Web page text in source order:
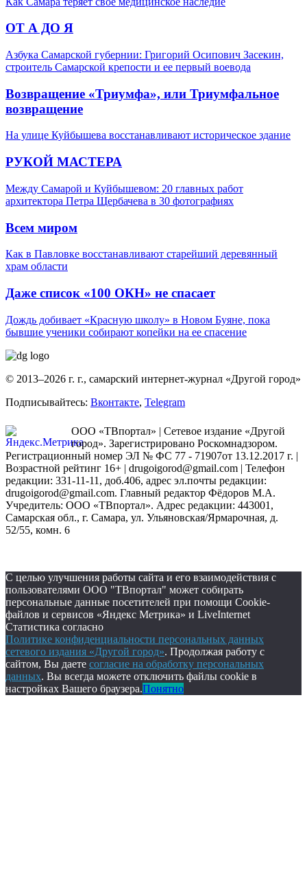
ОТ А ДО Я
Азбука Самарской губернии: Григорий Осипович Засекин,
строитель Самарской крепости и ее первый воевода
Возвращение «Триумфа», или Триумфальное
возвращение
На улице Куйбышева восстанавливают историческое здание
РУКОЙ МАСТЕРА
Между Самарой и Куйбышевом: 20 главных работ
архитектора Петра Щербачева в 30 фотографиях
Всем миром
Как в Павловке восстанавливают старейший деревянный
храм области
Даже список «100 ОКН» не спасает
Дождь добивает «Красную школу» в Новом Буяне, пока
бывшие ученики собирают копейки на ее спасение
© 2013–2026 г. г., самарский интернет-журнал «Другой город»
Подписывайтесь: Вконтакте, Telegram
ООО «ТВпортал» | Сетевое издание «Другой
город». Зарегистрировано Роскомнадзором.
Регистрационный номер ЭЛ № ФС 77 - 71907от 13.12.2017 г. |
Возрастной рейтинг 16+ | drugoigorod@gmail.com | Телефон
редакции: 331-11-11, доб.406, адрес эл.почты редакции:
drugoigorod@gmail.com. Главный редактор Фёдоров М.А.
Учредитель: ООО «ТВпортал». Адрес редакции: 443001,
Самарская обл., г. Самара, ул. Ульяновская/Ярмарочная, д.
52/55, комн. 6
С целью улучшения работы сайта и его взаимодействия с
пользователями ООО "ТВпортал" может собирать
персональные данные посетителей при помощи Cookie-
файлов и сервисов «Яндекс Метрика» и LiveInternet
Статистика согласно
Политике конфиденциальности персональных данных
сетевого издания «Другой город». Продолжая работу с
сайтом, Вы даете согласие на обработку персональных
данных. Вы всегда можете отключить файлы cookie в
настройках Вашего браузера.Понятно